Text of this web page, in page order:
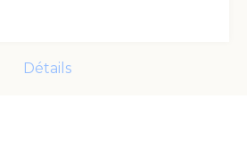
Détails